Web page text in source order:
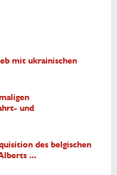
mit ukrainischen
und
des belgischen
...